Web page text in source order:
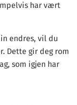
har vært
endres, vil du
Dette gir deg rom
som igjen har